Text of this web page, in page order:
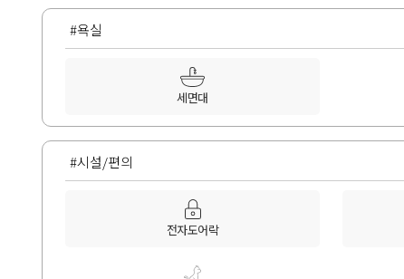
#욕실
세면대
#시설/편의
전자도어락